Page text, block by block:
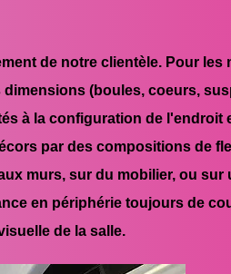
de notre clientèle. Pour les
(boules, coeurs,
à la configuration de l'endroit
par des compositions de
murs, sur du mobilier, ou sur
en périphérie toujours de
de la salle.